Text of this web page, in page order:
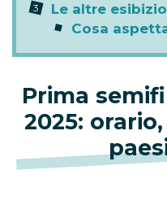
Le altre
Cosa
Prima
2025: